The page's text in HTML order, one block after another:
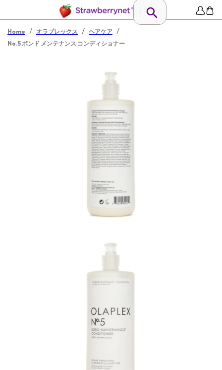
Home / オラプレックス / ヘアケア /
No.5 ボンド メンテナンス コンディショナー